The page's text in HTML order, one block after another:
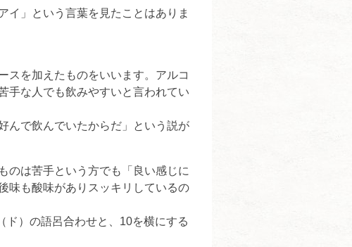
イ」という言葉を見たことはありま
スを加えたものをいいます。アルコ
手な人でも飲みやすいと言われてい
んで飲んでいたからだ」という説が
のは苦手という方でも「良い感じに
味も酸味がありスッキリしているの
ド）の語呂合わせと、10を横にする